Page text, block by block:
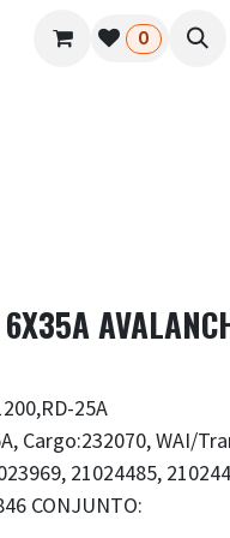
Usuario 0
25A
Cargo:232070, WAI/
21024485,
CONJUNTO: